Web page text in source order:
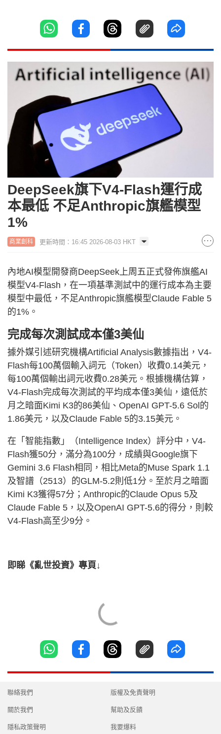
DeepSeek旗下V4-Flash運行成
本最低 不足Anthropic旗艦模型
1%
商業創科 更新時間：16:45 2026-08-03 HKT
內地AI模型開發商DeepSeek上周五正式發佈旗艦AI
模型V4-Flash，在一項基準測試中的運行成本為主要
模型中最低，不足Anthropic旗艦模型Claude Fable 5
的1%。
完成每次測試成本僅3美仙
據外媒引述研究機構Artificial Analysis數據指出，V4-
Flash每100萬個輸入詞元（Token）收費0.14美元，
每100萬個輸出詞元收費0.28美元。根據機構估算，
V4-Flash完成每次測試的平均成本僅3美仙，遠低於
月之暗面Kimi K3的86美仙、OpenAI GPT-5.6 Sol的
1.86美元，以及Claude Fable 5的3.15美元。
在「智能指數」（Intelligence Index）評分中，V4-
Flash獲50分，滿分為100分，成績與Google旗下
Gemini 3.6 Flash相同，相比Meta的Muse Spark 1.1
及智譜（2513）的GLM-5.2則低1分。至於月之暗面
Kimi K3獲得57分；Anthropic的Claude Opus 5及
Claude Fable 5，以及OpenAI GPT-5.6的得分，則較
V4-Flash高至少9分。
即睇《亂世投資》專頁↓
聯絡我們
關於我們
隱私政策聲明
版權及免責聲明
幫助及反饋
我要爆料